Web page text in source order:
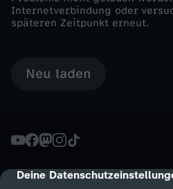
cmp-dialog-description
Deine
Internetverbindung oder
späteren Zeitpunkt erneut.
Neu laden